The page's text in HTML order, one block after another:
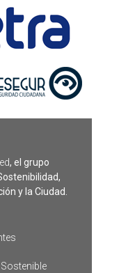
, el grupo
y la Ciudad.